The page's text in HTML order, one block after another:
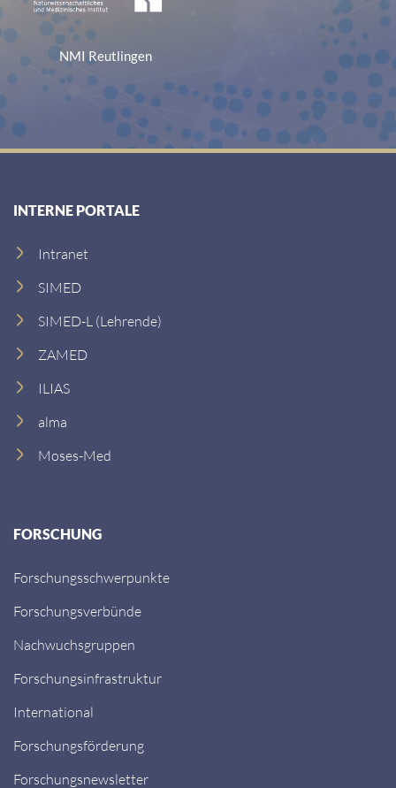
NMI Reutlingen
INTERNE PORTALE
Intranet
SIMED
SIMED-L (Lehrende)
ZAMED
ILIAS
alma
Moses-Med
FORSCHUNG
Forschungsschwerpunkte
Forschungsverbünde
Nachwuchsgruppen
Forschungsinfrastruktur
International
Forschungsförderung
Forschungsnewsletter